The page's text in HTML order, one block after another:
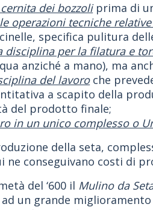
dei bozzoliprima di
operazioni tecniche
specifica pulitura
disciplina per la filatura e
anziché a mano), ma
del lavoroche
a scapito della
del prodotto finale;
in un unico complesso o
della seta,
ne conseguivano costi di
del ‘600 il Mulino da
un grande